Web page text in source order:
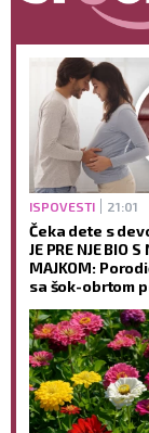
ISPOVESTI 21:01
Čeka dete s
JE PRE NJE BIO S
MAJKOM:
sa šok-obrtom